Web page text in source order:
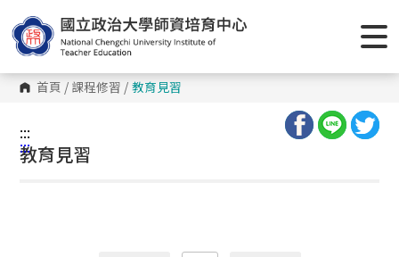
到
主
要
內
容
區 首頁 / 課程修習 / 教育見習
:::
:::
教育見習